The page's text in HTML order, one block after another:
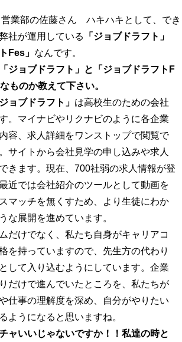
業部の佐藤さん ハキハキとして、で
社が運用している
「ジョブドラフト」
Fes」 なんです。
ジョブドラフト」と「ジョブドラフトF
ものか教えて下さい。
ジョブドラフト」 は高校生のための会社
。マイナビやリクナビのように各企業
容、求人詳細をワンストップで閲覧で
サイトから会社見学の申し込みや求人
きます。現在、700社弱の求人情報が登
近では会社紹介のツールとして動画を
マッチを無くすため、より生徒にわか
な展開を進めています。
だけでなく、私たち自身がキャリアコ
を持っていますので、先生方の代わり
して入り込むようにしています。企業
だけで進んでいたところを、私たちが
仕事の理解度を深め、自分がやりたい
ようになると思いますね。
ャいいじゃないですか！！私達の時と